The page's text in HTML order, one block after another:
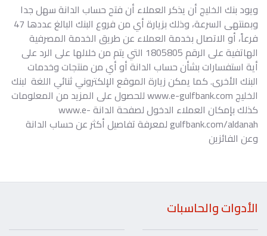
ويود بنك الخليج أن يذكر العملاء أن فتح حساب الدانة سهل جدا
وبمنتهى السرعة، وذلك بزيارة أي من فروع البنك البالغ عددها 47
فرعاً، أو الاتصال بخدمة العملاء عن طريق الخدمة المصرفية
الهاتفية على الرقم 1805805 التي يتم من خلالها على الرد على
أية استفسارات بشأن حساب الدانة أو أي من منتجات وخدمات
البنك الأخرى. كما يمكن زيارة الموقع الإلكتروني ثنائي اللغة لبنك
الخليج www.e-gulfbank.com للحصول على المزيد من المعلومات
كذلك بإمكان العملاء الدخول لصفحة الدانة www.e-
gulfbank.com/aldanah لمعرفة تفاصيل أكثر عن حساب الدانة
وعن الفائزين
الأدوات والحاسبات